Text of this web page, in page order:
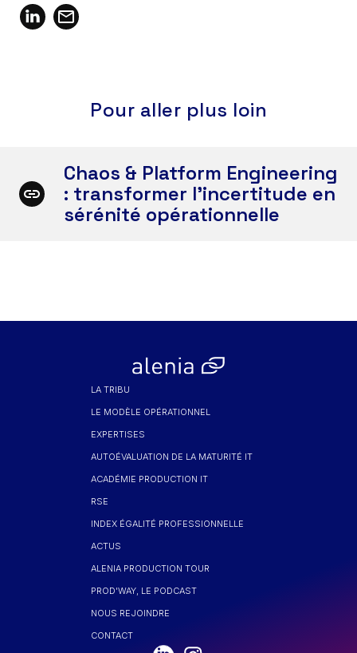
Pour aller plus loin
Chaos & Platform Engineering
: transformer l’incertitude en
sérénité opérationnelle
LA TRIBU
LE MODÈLE OPÉRATIONNEL
EXPERTISES
AUTOÉVALUATION DE LA MATURITÉ IT
ACADÉMIE PRODUCTION IT
RSE
INDEX ÉGALITÉ PROFESSIONNELLE
ACTUS
ALENIA PRODUCTION TOUR
PROD'WAY, LE PODCAST
NOUS REJOINDRE
CONTACT